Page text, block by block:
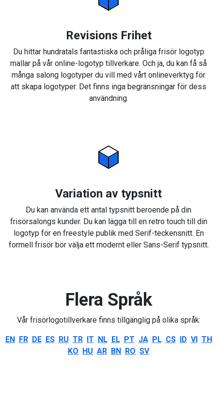
Revisions Frihet
Du hittar hundratals fantastiska och pråliga frisör logotyp
mallar på vår online-logotyp tillverkare. Och ja, du kan få så
många salong logotyper du vill med vårt onlineverktyg för
att skapa logotyper. Det finns inga begränsningar för dess
användning.
Variation av typsnitt
Du kan använda ett antal typsnitt beroende på din
frisörsalongs kunder. Du kan lägga till en retro touch till din
logotyp för en freestyle publik med Serif-teckensnitt. En
formell frisör bör välja ett modernt eller Sans-Serif typsnitt.
Flera Språk
Vår frisörlogotillverkare finns tillgänglig på olika språk:
EN FR DE ES RU TR IT NL EL PT JA PL CS ID VI TH
KO HU AR BN RO SV